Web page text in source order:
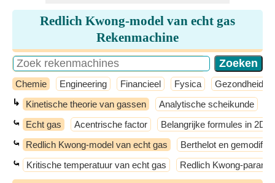
Redlich Kwong-model van echt gas
Rekenmachine
Chemie Engineering Financieel Fysica Gezondheid
↳ Kinetische theorie van gassen Analytische scheikunde
⤿ Echt gas Acentrische factor Belangrijke formules in 2D
⤿ Redlich Kwong-model van echt gas Berthelot en
⤿ Kritische temperatuur van echt gas Redlich Kwong-